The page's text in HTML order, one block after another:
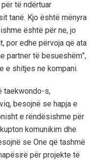
të ndërtuar
tanë. Kjo është mënyra
është për ne, jo
por edhe përvoja që ata
partner të besueshëm”,
e shitjes ne kompani.
taekwondo-s,
, besojnë se hapja e
sht e rëndësishme për
komunikim dhe
se One që tashmë
​​për projekte të